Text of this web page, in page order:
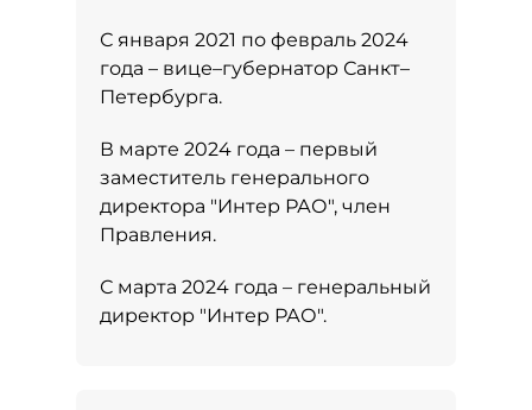
С января 2021 по февраль 2024
года – вице–губернатор Санкт–
Петербурга.
В марте 2024 года – первый
заместитель генерального
директора "Интер РАО", член
Правления.
С марта 2024 года – генеральный
директор "Интер РАО".